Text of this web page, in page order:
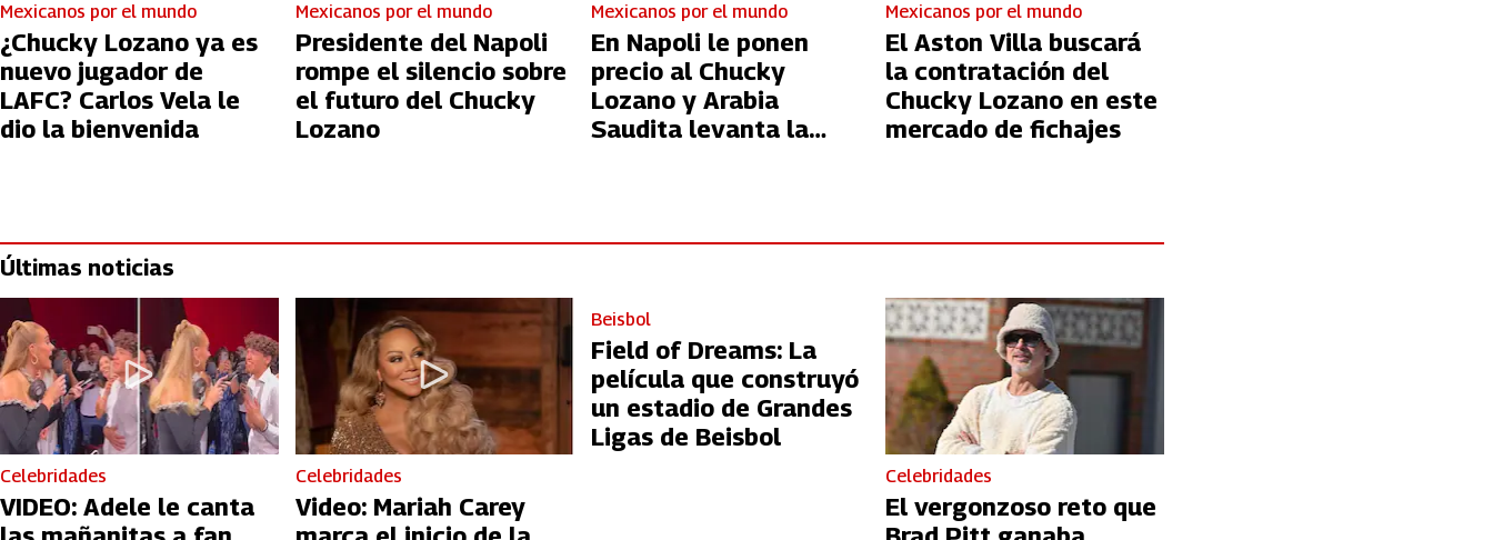
Mexicanos por el mundo
¿Chucky Lozano ya es
nuevo jugador de
LAFC? Carlos Vela le
dio la bienvenida
Mexicanos por el mundo
Presidente del Napoli
rompe el silencio sobre
el futuro del Chucky
Lozano
Mexicanos por el mundo
En Napoli le ponen
precio al Chucky
Lozano y Arabia
Saudita levanta la
Mexicanos por el mundo
El Aston Villa buscará
la contratación del
Chucky Lozano en este
mercado de fichajes
Últimas noticias
Celebridades
VIDEO: Adele le canta
Celebridades
Video: Mariah Carey
Beisbol
Field of Dreams: La
película que construyó
un estadio de Grandes
Ligas de Beisbol
Celebridades
El vergonzoso reto que